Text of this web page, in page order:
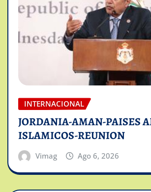
INTERNACIONAL
JORDANIA-AMAN-PAISES
ISLAMICOS-REUNION
Vimag Ago 6, 2026